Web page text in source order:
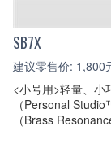
SB7X
建议零售价: 1,800
<小号用>轻量、
（Personal
（Brass